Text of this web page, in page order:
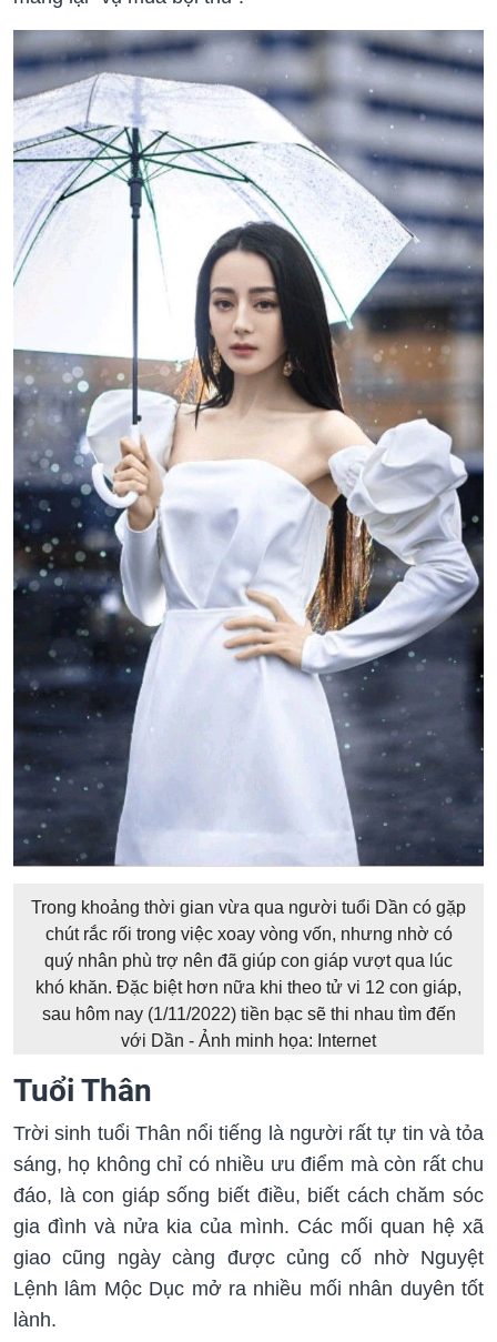
Trong khoảng thời gian vừa qua người tuổi Dần có gặp
chút rắc rối trong việc xoay vòng vốn, nhưng nhờ có
quý nhân phù trợ nên đã giúp con giáp vượt qua lúc
khó khăn. Đặc biệt hơn nữa khi theo tử vi 12 con giáp,
sau hôm nay (1/11/2022) tiền bạc sẽ thi nhau tìm đến
với Dần - Ảnh minh họa: Internet
Tuổi Thân
Trời sinh tuổi Thân nổi tiếng là người rất tự tin và tỏa
sáng, họ không chỉ có nhiều ưu điểm mà còn rất chu
đáo, là con giáp sống biết điều, biết cách chăm sóc
gia đình và nửa kia của mình. Các mối quan hệ xã
giao cũng ngày càng được củng cố nhờ Nguyệt
Lệnh lâm Mộc Dục mở ra nhiều mối nhân duyên tốt
lành.